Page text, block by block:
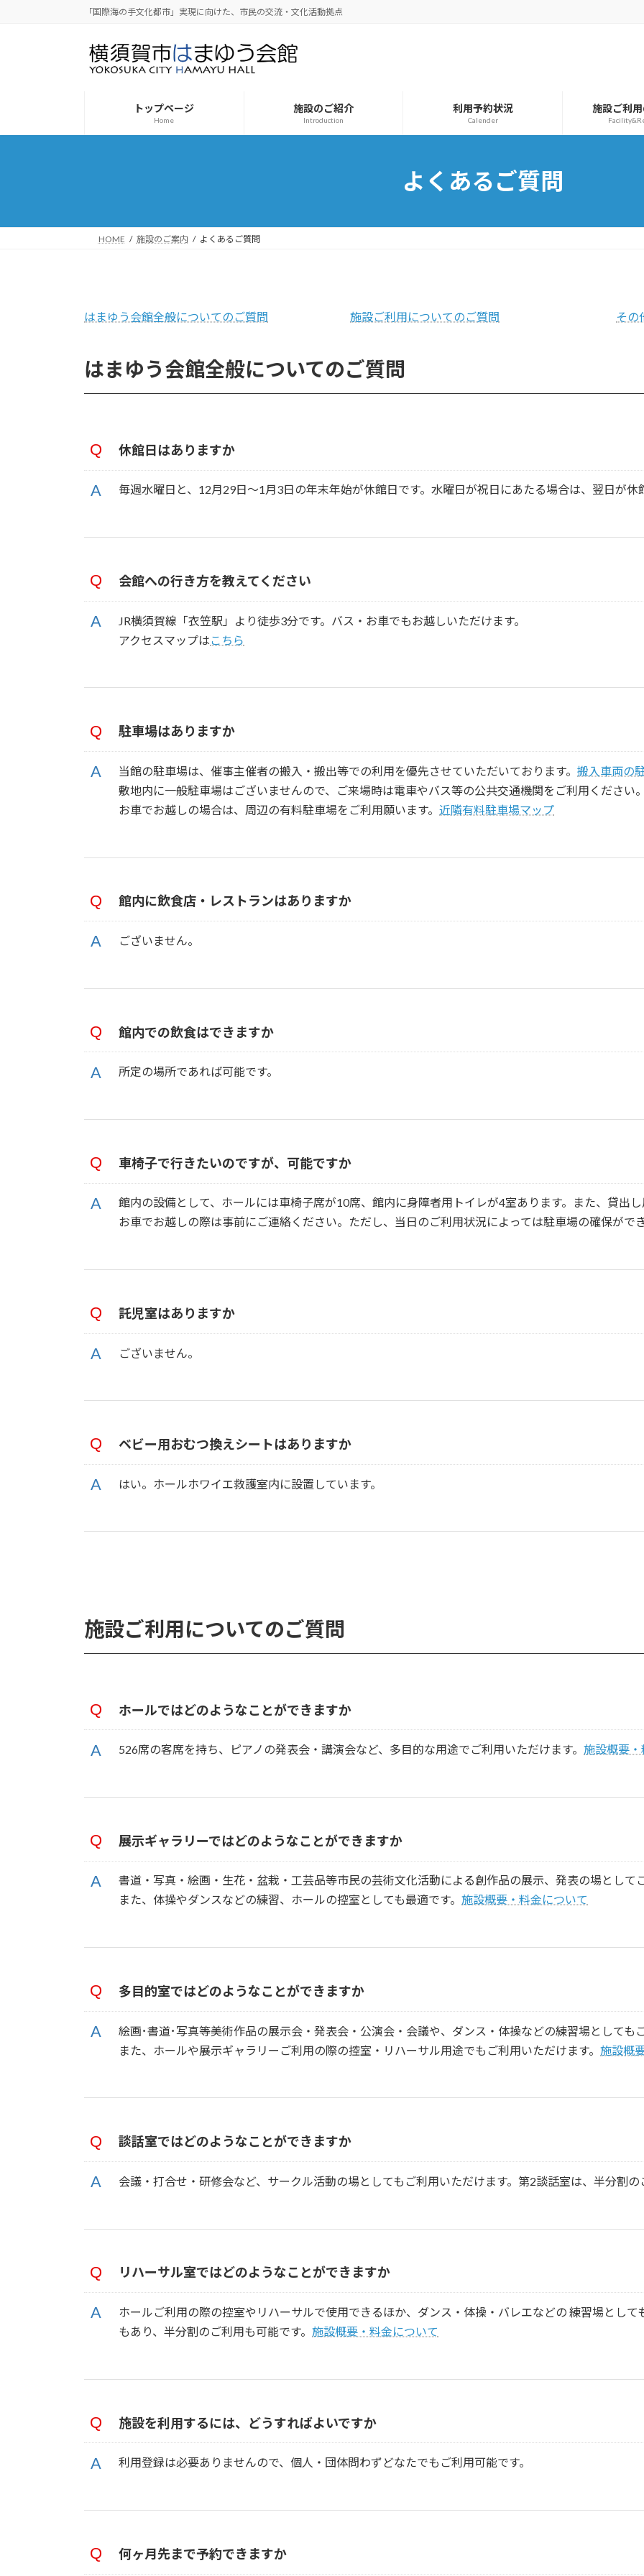
「国際海の手文化都市」実現に向けた、市民の交流・文化活動拠点
トップページ
Home
施設のご紹介
Introduction
利用予約状況
Calender
施設ご利
よくあるご質問
HOME 施設のご案内 よくあるご質問
はまゆう会館全般についてのご質問 施設ご利用についてのご質問 その
はまゆう会館全般についてのご質問
休館日はありますか
毎週水曜日と、12月29日～1月3日の年末年始が休館日です。水曜日が祝日にあたる場合は、翌日が休
会館への行き方を教えてください
JR横須賀線「衣笠駅」より徒歩3分です。バス・お車でもお越しいただけます。
アクセスマップは こちら
駐車場はありますか
当館の駐車場は、催事主催者の搬入・搬出等での利用を優先させていただいております。 搬入車両の
敷地内に一般駐車場はございませんので、ご来場時は電車やバス等の公共交通機関をご利用ください
お車でお越しの場合は、周辺の有料駐車場をご利用願います。 近隣有料駐車場マップ
館内に飲食店・レストランはありますか
ございません。
館内での飲食はできますか
所定の場所であれば可能です。
車椅子で行きたいのですが、可能ですか
館内の設備として、ホールには車椅子席が10席、館内に身障者用トイレが4室あります。また、貸出
お車でお越しの際は事前にご連絡ください。ただし、当日のご利用状況によっては駐車場の確保がで
託児室はありますか
ございません。
ベビー用おむつ換えシートはありますか
はい。ホールホワイエ救護室内に設置しています。
施設ご利用についてのご質問
ホールではどのようなことができますか
526席の客席を持ち、ピアノの発表会・講演会など、多目的な用途でご利用いただけます。 施設概要
展示ギャラリーではどのようなことができますか
書道・写真・絵画・生花・盆栽・工芸品等市民の芸術文化活動による創作品の展示、発表の場として
また、体操やダンスなどの練習、ホールの控室としても最適です。 施設概要・料金について
多目的室ではどのようなことができますか
絵画･書道･写真等美術作品の展示会・発表会・公演会・会議や、ダンス・体操などの練習場としても
また、ホールや展示ギャラリーご利用の際の控室・リハーサル用途でもご利用いただけます。 施設概
談話室ではどのようなことができますか
会議・打合せ・研修会など、サークル活動の場としてもご利用いただけます。第2談話室は、半分割の
リハーサル室ではどのようなことができますか
ホールご利用の際の控室やリハーサルで使用できるほか、ダンス・体操・バレエなどの 練習場とし
もあり、半分割のご利用も可能です。 施設概要・料金について
施設を利用するには、どうすればよいですか
利用登録は必要ありませんので、個人・団体問わずどなたでもご利用可能です。
何ヶ月先まで予約できますか